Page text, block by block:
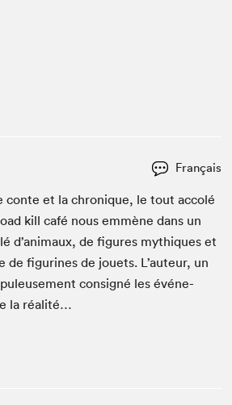
Français
con­te et la chronique, le tout accolé
kill café nous emmène dans un
d’animaux, de fig­ures mythiques et
de fig­urines de jou­ets. L’auteur, un
con­signé les événe­
la réalité…